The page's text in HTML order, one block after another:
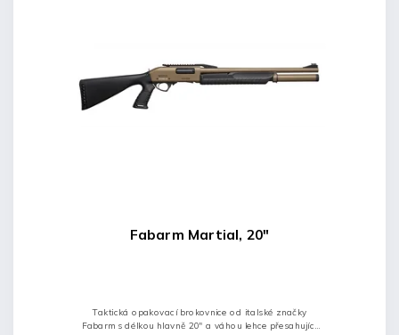
Fabarm Martial, 20"
Taktická opakovací brokovnice od italské značky
Fabarm s délkou hlavně 20" a váhou lehce přesahující